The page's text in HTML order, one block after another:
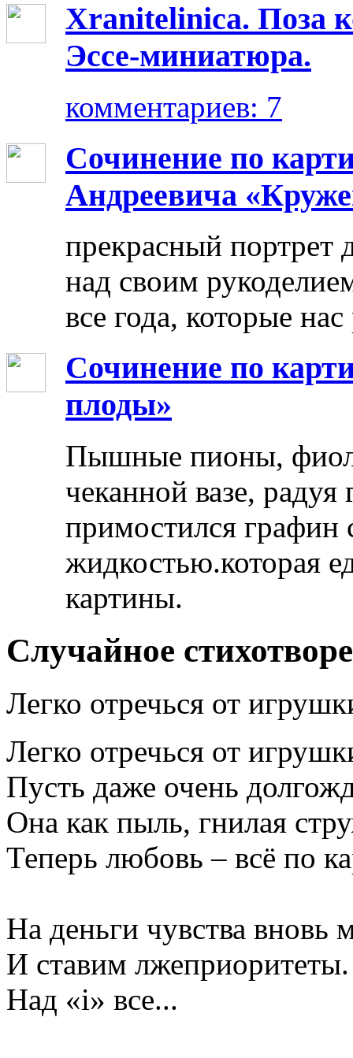
Xranitelinica. Поза
Эссе-миниатюра.
комментариев: 7
Сочинение по
Андреевича
прекрасный портрет
над своим
все года, которые
Сочинение по
плоды»
Пышные пионы,
чеканной вазе,
примостился графин
жидкостью.которая
картины.
Случайное
Легко отречься от
Легко отречься от
Пусть даже очень
Она как пыль, гнилая
Теперь любовь – всё по
На деньги чувства вновь
И ставим лжеприоритеты.
Над «і» все...